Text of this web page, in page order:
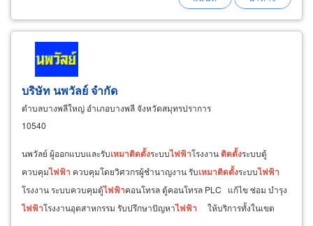
บริษัท นพวัลย์ จำกัด
ตำบลบางพลีใหญ่ อำเภอบางพลี จังหวัดสมุทรปราการ
10540
นพวัลย์ ผู้ออกแบบและรับเหมาติดตั้งระบบไฟฟ้าโรงงาน ติดตั้งระบบตู้
ควบคุมไฟฟ้า ควบคุมโดยวิศวกรผู้ชำนาญงาน รับเหมาติดตั้งระบบไฟฟ้า
โรงงาน ระบบควบคุมตู้ไฟฟ้าคอนโทรล ตู้คอนโทรล PLC แก้ไข ซ่อม บำรุง
ไฟฟ้าโรงงานอุตสาหกรรม รับปรึกษาปัญหาไฟฟ้า ให้บริการทั้งในเขต